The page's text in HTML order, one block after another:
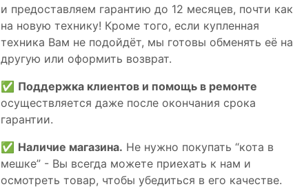
и предоставляем гарантию до 12 месяцев, почти как
на новую технику! Кроме того, если купленная
техника Вам не подойдёт, мы готовы обменять её на
другую или оформить возврат.
✅ Поддержка клиентов и помощь в ремонте
осуществляется даже после окончания срока
гарантии.
✅ Наличие магазина. Не нужно покупать “кота в
мешке” - Вы всегда можете приехать к нам и
осмотреть товар, чтобы убедиться в его качестве.